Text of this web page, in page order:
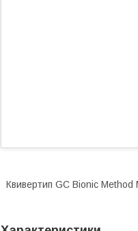
Квивертип GC Bionic